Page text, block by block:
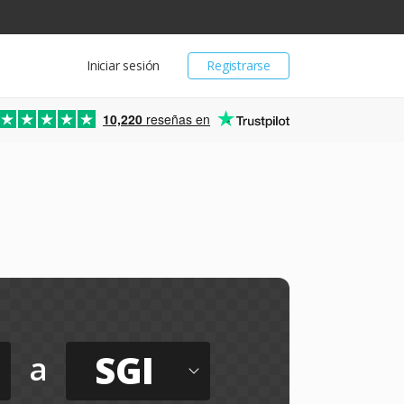
Registrarse
Iniciar sesión
10,220 reseñas en
a SGI